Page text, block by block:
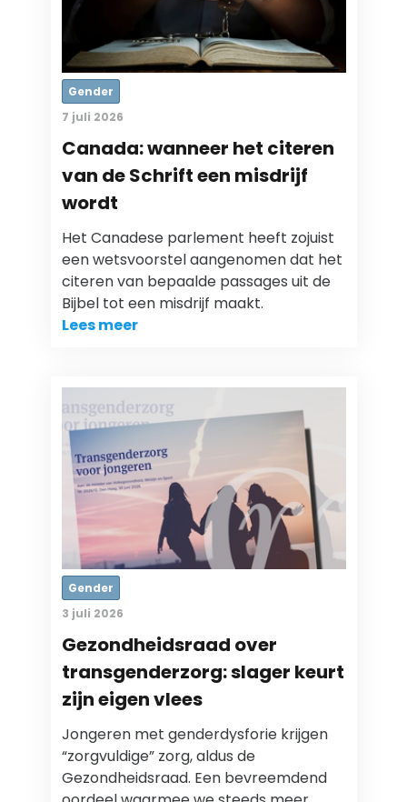
Gender
7 juli 2026
Canada: wanneer het citeren
van de Schrift een misdrijf
wordt
Het Canadese parlement heeft zojuist
een wetsvoorstel aangenomen dat het
citeren van bepaalde passages uit de
Bijbel tot een misdrijf maakt.
Lees meer
Gender
3 juli 2026
Gezondheidsraad over
transgenderzorg: slager keurt
zijn eigen vlees
Jongeren met genderdysforie krijgen
“zorgvuldige” zorg, aldus de
Gezondheidsraad. Een bevreemdend